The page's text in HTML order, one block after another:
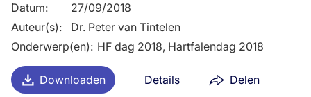
Downloaden Details Delen
Datum:
27/09/2018
Auteur(s):
Dr. Peter van Tintelen
Onderwerp(en): HF dag 2018, Hartfalendag 2018